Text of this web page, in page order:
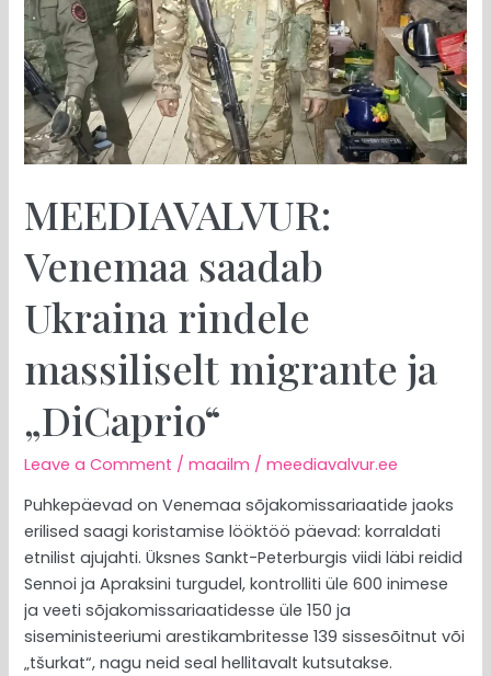
MEEDIAVALVUR:
Venemaa saadab
Ukraina rindele
massiliselt migrante ja
„DiCaprio“
Leave a Comment /maailm /meediavalvur.ee
Puhkepäevad on Venemaa sõjakomissariaatide jaoks
erilised saagi koristamise lööktöö päevad: korraldati
etnilist ajujahti. Üksnes Sankt-Peterburgis viidi läbi reidid
Sennoi ja Apraksini turgudel, kontrolliti üle 600 inimese
ja veeti sõjakomissariaatidesse üle 150 ja
siseministeeriumi arestikambritesse 139 sissesõitnut või
„tšurkat“, nagu neid seal hellitavalt kutsutakse.
massiliselt
migrante
ja
„DiCaprio“